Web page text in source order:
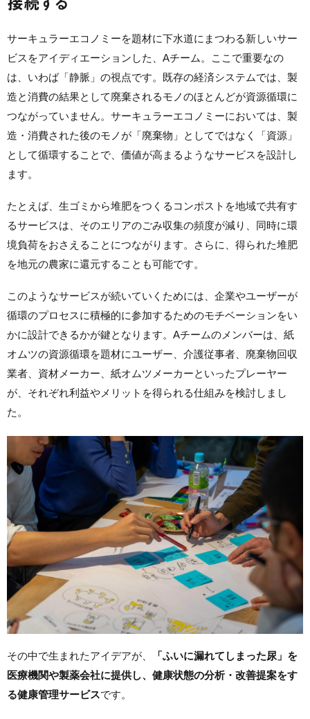
サーキュラーエコノミーを題材に下水道にまつわる新しいサー
ビスをアイディエーションした、Aチーム。ここで重要なの
は、いわば「静脈」の視点です。既存の経済システムでは、製
造と消費の結果として廃棄されるモノのほとんどが資源循環に
つながっていません。サーキュラーエコノミーにおいては、製
造・消費された後のモノが「廃棄物」としてではなく「資源」
として循環することで、価値が高まるようなサービスを設計し
ます。
たとえば、生ゴミから堆肥をつくるコンポストを地域で共有す
るサービスは、そのエリアのごみ収集の頻度が減り、同時に環
境負荷をおさえることにつながります。さらに、得られた堆肥
を地元の農家に還元することも可能です。
このようなサービスが続いていくためには、企業やユーザーが
循環のプロセスに積極的に参加するためのモチベーションをい
かに設計できるかが鍵となります。 Aチームのメンバーは、紙
オムツの資源循環を題材にユーザー、介護従事者、廃棄物回収
業者、資材メーカー、紙オムツメーカーといったプレーヤー
が、それぞれ利益やメリットを得られる仕組みを検討しまし
た。
その中で生まれたアイデアが、
「ふいに漏れてしまった尿」を
医療機関や製薬会社に提供し、健康状態の分析・改善提案をす
る健康管理サービスです。